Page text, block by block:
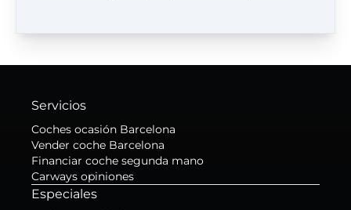
Servicios
Coches ocasión Barcelona
Vender coche Barcelona
Financiar coche segunda mano
Carways opiniones
Especiales